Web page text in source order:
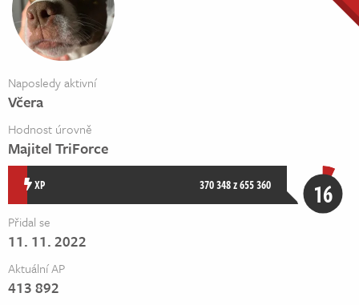
Soutěže
Databáze
Komunita
Redakce
Živě
Naposledy aktivní
Včera
Hodnost úrovně
Majitel TriForce
XP 370 348 z 655 360 16
Přidal se
11. 11. 2022
Aktuální AP
413 892